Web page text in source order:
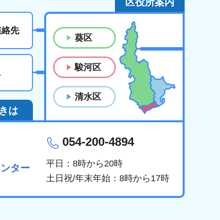
先
葵区
駿河区
清水区
は
ター
054-200-4894
平日：8時から20時
土日祝/年末年始：8時から17時